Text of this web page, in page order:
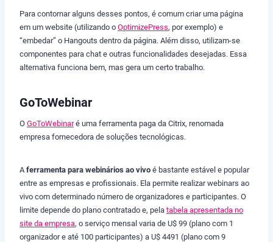
Para contornar alguns desses pontos, é comum criar uma página
em um website (utilizando o OptimizePress, por exemplo) e
“embedar” o Hangouts dentro da página. Além disso, utilizam-se
componentes para chat e outras funcionalidades desejadas. Essa
alternativa funciona bem, mas gera um certo trabalho.
GoToWebinar
O GoToWebinaré uma ferramenta paga da Citrix, renomada
empresa fornecedora de soluções tecnológicas.
A ferramenta para webinários ao vivo é bastante estável e popular
entre as empresas e profissionais. Ela permite realizar webinars ao
vivo com determinado número de organizadores e participantes. O
limite depende do plano contratado e, pela tabela apresentada no
site da empresa, o serviço mensal varia de U$ 99 (plano com 1
organizador e até 100 participantes) a U$ 4491 (plano com 9